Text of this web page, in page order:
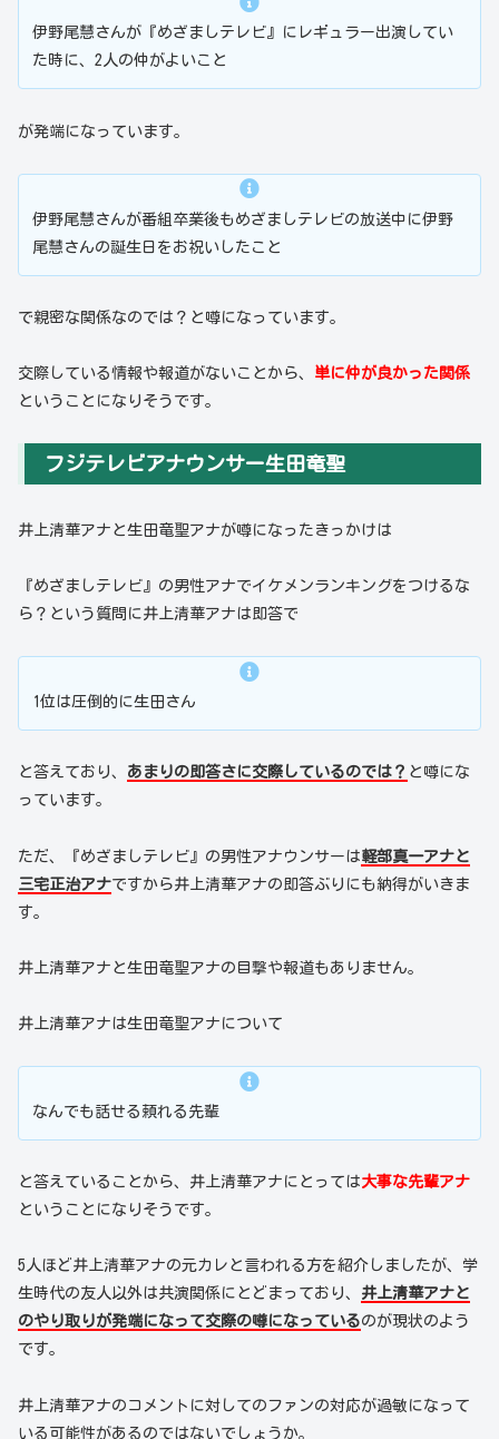
伊野尾慧さんが『めざましテレビ』にレギュラー出演してい
た時に、2人の仲がよいこと
が発端になっています。
伊野尾慧さんが番組卒業後もめざましテレビの放送中に伊野
尾慧さんの誕生日をお祝いしたこと
で親密な関係なのでは？と噂になっています。
交際している情報や報道がないことから、 単に仲が良かった関係
ということになりそうです。
フジテレビアナウンサー生田竜聖
井上清華アナと生田竜聖アナが噂になったきっかけは
『めざましテレビ』の男性アナでイケメンランキングをつけるな
ら？という質問に井上清華アナは即答で
1位は圧倒的に生田さん
と答えており、 あまりの即答さに交際しているのでは？ と噂にな
っています。
ただ、『めざましテレビ』の男性アナウンサーは軽部真一アナと
三宅正治アナですから井上清華アナの即答ぶりにも納得がいきま
す。
井上清華アナと生田竜聖アナの目撃や報道もありません。
井上清華アナは生田竜聖アナについて
なんでも話せる頼れる先輩
と答えていることから、井上清華アナにとっては大事な先輩アナ
ということになりそうです。
5人ほど井上清華アナの元カレと言われる方を紹介しましたが、学
生時代の友人以外は共演関係にとどまっており、 井上清華アナと
のやり取りが発端になって交際の噂になっているのが現状のよう
です。
井上清華アナのコメントに対してのファンの対応が過敏になって
いる可能性があるのではないでしょうか。